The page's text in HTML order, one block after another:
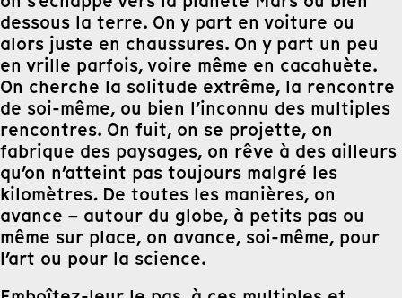
dessous la terre. On y part en voiture ou
alors juste en chaussures. On y part un peu
en vrille parfois, voire même en cacahuète.
On cherche la solitude extrême, la rencontre
de soi-même, ou bien l’inconnu des multiples
rencontres. On fuit, on se projette, on
fabrique des paysages, on rêve à des ailleurs
qu’on n’atteint pas toujours malgré les
kilomètres. De toutes les manières, on
avance – autour du globe, à petits pas ou
même sur place, on avance, soi-même, pour
l’art ou pour la science.